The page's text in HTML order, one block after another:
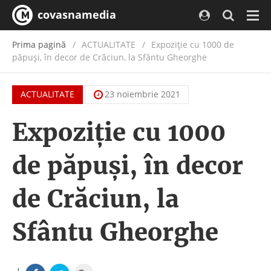
covasnamedia
Prima pagină ACTUALITATE / Expoziție cu 1000 de
păpuși, în decor de Crăciun, la Sfântu Gheorghe
ACTUALITATE 23 noiembrie 2021
Expoziție cu 1000
de păpuși, în decor
de Crăciun, la
Sfântu Gheorghe